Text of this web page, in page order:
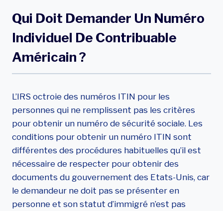
Qui Doit Demander Un Numéro
Individuel De Contribuable
Américain ?
L’IRS octroie des numéros ITIN pour les
personnes qui ne remplissent pas les critères
pour obtenir un numéro de sécurité sociale. Les
conditions pour obtenir un numéro ITIN sont
différentes des procédures habituelles qu’il est
nécessaire de respecter pour obtenir des
documents du gouvernement des Etats-Unis, car
le demandeur ne doit pas se présenter en
personne et son statut d’immigré n’est pas